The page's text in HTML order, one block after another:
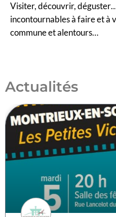
Visiter, découvrir,
incontournables à faire et à
commune et alentours…
Actualités